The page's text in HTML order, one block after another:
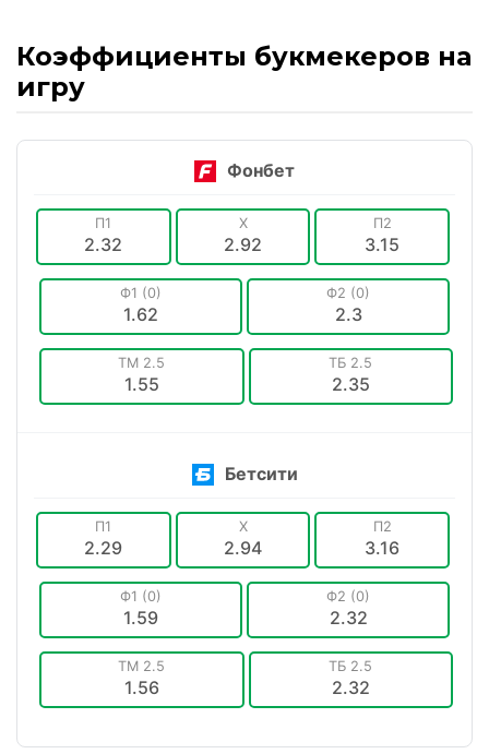
Коэффициенты букмекеров на
игру
Фонбет
П1
2.32
X
2.92
П2
3.15
Ф1 (0)
1.62
Ф2 (0)
2.3
ТМ 2.5
1.55
ТБ 2.5
2.35
Бетсити
П1
2.29
X
2.94
П2
3.16
Ф1 (0)
1.59
Ф2 (0)
2.32
ТМ 2.5
1.56
ТБ 2.5
2.32